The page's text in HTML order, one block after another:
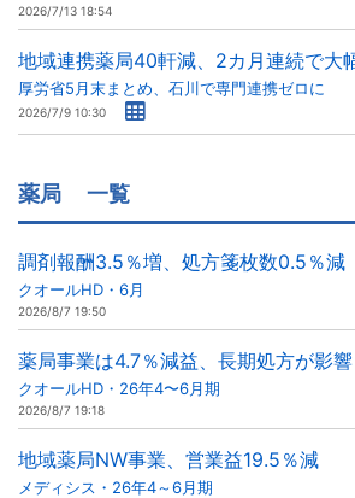
2026/7/13 18:54
地域連携薬局40軒減、2カ月連続で大
厚労省5月末まとめ、石川で専門連携ゼロに
2026/7/9 10:30
薬局 一覧
調剤報酬3.5％増、処方箋枚数0.5％減
クオールHD・6月
2026/8/7 19:50
薬局事業は4.7％減益、長期処方が影響
クオールHD・26年4〜6月期
2026/8/7 19:18
地域薬局NW事業、営業益19.5％減
メディシス・26年4～6月期